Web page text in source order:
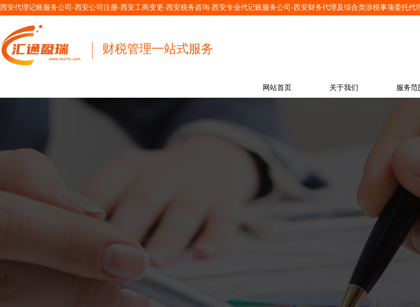
财税管理一站式服务
西安代理记账服务公司-西安公司注册-西安工商变更-西安税务咨询-西安专业代记账服务公司-西安财务代理及综合类涉税事项委托代
网站首页 关于我们 服务范